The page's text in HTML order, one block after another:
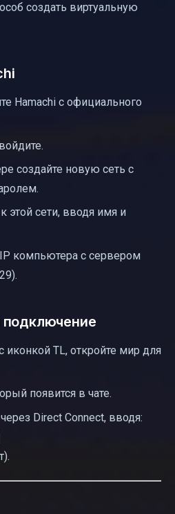
создать виртуальную
Hamachi с официального
создайте новую сеть с
этой сети, вводя имя и
IP компьютера с сервером
подключение
иконкой TL, откройте мир для
появится в чате.
Direct Connect, вводя: